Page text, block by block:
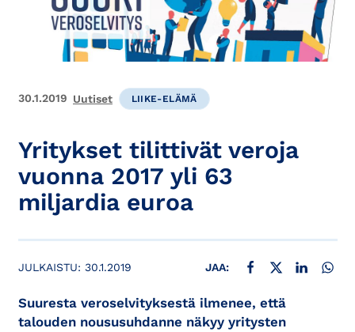
30.1.2019 Uutiset LIIKE-ELÄMÄ
Yritykset tilittivät veroja
vuonna 2017 yli 63
miljardia euroa
JULKAISTU: 30.1.2019 JAA: JAA FACEBOOKISSA
JAA X:SSÄ JAA
Suuresta veroselvityksestä ilmenee, että
talouden noususuhdanne näkyy yritysten